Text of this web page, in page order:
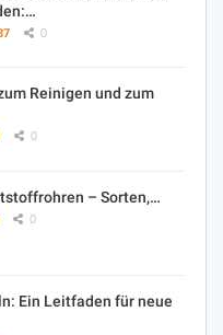
0
Reinigen und zum
0
– Sorten,…
0
Ein Leitfaden für neue